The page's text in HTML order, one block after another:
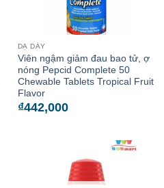
DẠ DÀY
Viên ngậm giảm đau bao tử, ợ
nóng Pepcid Complete 50
Chewable Tablets Tropical Fruit
Flavor
₫442,000